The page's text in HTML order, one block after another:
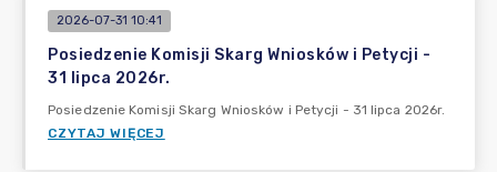
2026-07-31 10:41
Posiedzenie Komisji Skarg Wniosków i Petycji -
31 lipca 2026r.
Posiedzenie Komisji Skarg Wniosków i Petycji - 31 lipca 2026r.
CZYTAJ WIĘCEJ